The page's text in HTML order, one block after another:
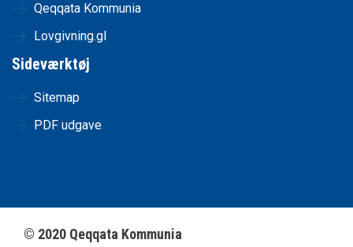
Qeqqata Kommunia
Lovgivning.gl
Sideværktøj
Sitemap
PDF udgave
© 2020 Qeqqata Kommunia